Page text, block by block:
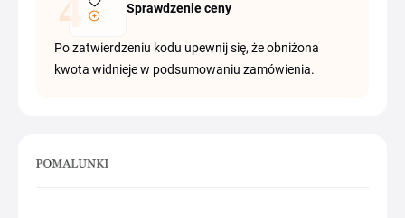
Sprawdzenie ceny
Po zatwierdzeniu kodu upewnij się, że obniżona
kwota widnieje w podsumowaniu zamówienia.